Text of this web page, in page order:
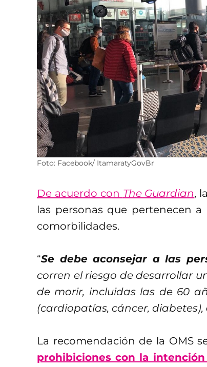
Foto: Facebook/ ItamaratyGovBr
De acuerdo con The Guardian,
las personas que pertenecen
comorbilidades.
“Se debe aconsejar a las
corren el riesgo de desarrollar
de morir, incluidas las de 60
(cardiopatías, cáncer, diabetes),
La recomendación de la OMS
prohibiciones con la